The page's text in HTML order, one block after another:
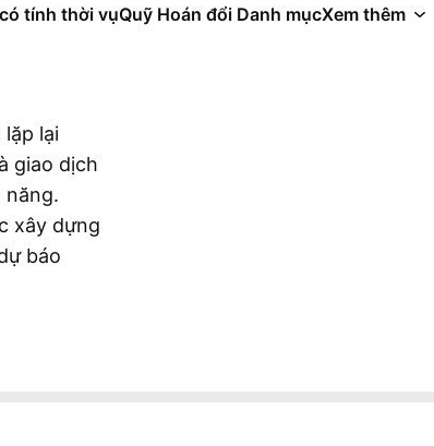
tính thời vụQuỹ Hoán đổi Danh mụcXem thêm
lại
giao dịch
năng.
xây dựng
báo